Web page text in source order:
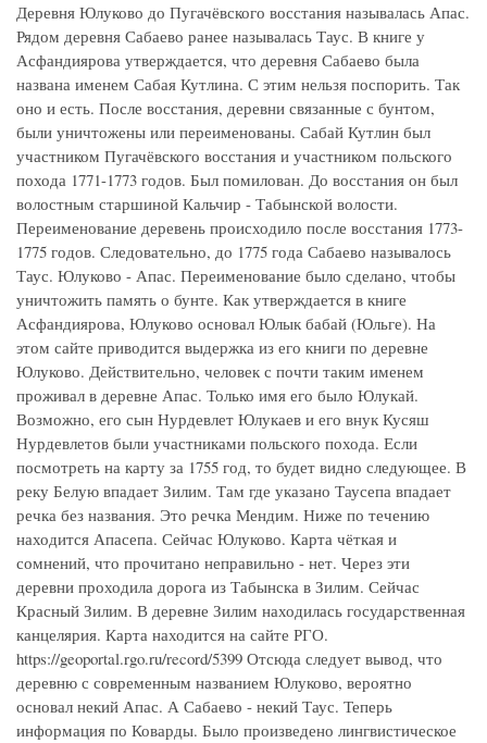
Деревня Юлуково до Пугачёвского восстания называлась Апас.
Рядом деревня Сабаево ранее называлась Таус. В книге у
Асфандиярова утверждается, что деревня Сабаево была
названа именем Сабая Кутлина. С этим нельзя поспорить. Так
оно и есть. После восстания, деревни связанные с бунтом,
были уничтожены или переименованы. Сабай Кутлин был
участником Пугачёвского восстания и участником польского
похода 1771-1773 годов. Был помилован. До восстания он был
волостным старшиной Кальчир - Табынской волости.
Переименование деревень происходило после восстания 1773-
1775 годов. Следовательно, до 1775 года Сабаево называлось
Таус. Юлуково - Апас. Переименование было сделано, чтобы
уничтожить память о бунте. Как утверждается в книге
Асфандиярова, Юлуково основал Юлык бабай (Юльге). На
этом сайте приводится выдержка из его книги по деревне
Юлуково. Действительно, человек с почти таким именем
проживал в деревне Апас. Только имя его было Юлукай.
Возможно, его сын Нурдевлет Юлукаев и его внук Кусяш
Нурдевлетов были участниками польского похода. Если
посмотреть на карту за 1755 год, то будет видно следующее. В
реку Белую впадает Зилим. Там где указано Таусепа впадает
речка без названия. Это речка Мендим. Ниже по течению
находится Апасепа. Сейчас Юлуково. Карта чёткая и
сомнений, что прочитано неправильно - нет. Через эти
деревни проходила дорога из Табынска в Зилим. Сейчас
Красный Зилим. В деревне Зилим находилась государственная
канцелярия. Карта находится на сайте РГО.
https://geoportal.rgo.ru/record/5399 Отсюда следует вывод, что
деревню с современным названием Юлуково, вероятно
основал некий Апас. А Сабаево - некий Таус. Теперь
информация по Коварды. Было произведено лингвистическое